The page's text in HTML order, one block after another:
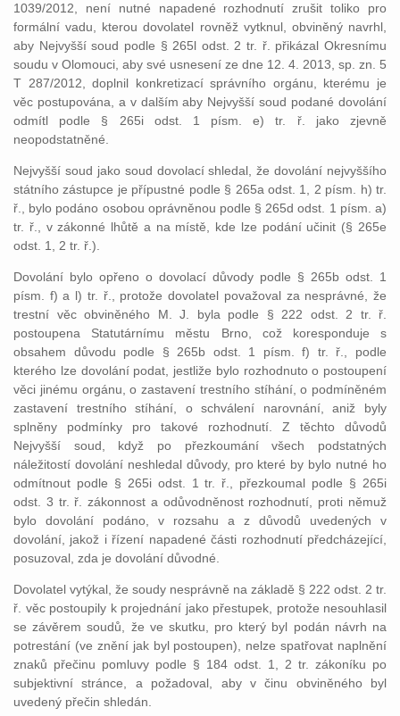
1039/2012, není nutné napadené rozhodnutí zrušit toliko pro
formální vadu, kterou dovolatel rovněž vytknul, obviněný navrhl,
aby Nejvyšší soud podle § 265l odst. 2 tr. ř. přikázal Okresnímu
soudu v Olomouci, aby své usnesení ze dne 12. 4. 2013, sp. zn. 5
T 287/2012, doplnil konkretizací správního orgánu, kterému je
věc postupována, a v dalším aby Nejvyšší soud podané dovolání
odmítl podle § 265i odst. 1 písm. e) tr. ř. jako zjevně
neopodstatněné.
Nejvyšší soud jako soud dovolací shledal, že dovolání nejvyššího
státního zástupce je přípustné podle § 265a odst. 1, 2 písm. h) tr.
ř., bylo podáno osobou oprávněnou podle § 265d odst. 1 písm. a)
tr. ř., v zákonné lhůtě a na místě, kde lze podání učinit (§ 265e
odst. 1, 2 tr. ř.).
Dovolání bylo opřeno o dovolací důvody podle § 265b odst. 1
písm. f) a l) tr. ř., protože dovolatel považoval za nesprávné, že
trestní věc obviněného M. J. byla podle § 222 odst. 2 tr. ř.
postoupena Statutárnímu městu Brno, což koresponduje s
obsahem důvodu podle § 265b odst. 1 písm. f) tr. ř., podle
kterého lze dovolání podat, jestliže bylo rozhodnuto o postoupení
věci jinému orgánu, o zastavení trestního stíhání, o podmíněném
zastavení trestního stíhání, o schválení narovnání, aniž byly
splněny podmínky pro takové rozhodnutí. Z těchto důvodů
Nejvyšší soud, když po přezkoumání všech podstatných
náležitostí dovolání neshledal důvody, pro které by bylo nutné ho
odmítnout podle § 265i odst. 1 tr. ř., přezkoumal podle § 265i
odst. 3 tr. ř. zákonnost a odůvodněnost rozhodnutí, proti němuž
bylo dovolání podáno, v rozsahu a z důvodů uvedených v
dovolání, jakož i řízení napadené části rozhodnutí předcházející,
posuzoval, zda je dovolání důvodné.
Dovolatel vytýkal, že soudy nesprávně na základě § 222 odst. 2 tr.
ř. věc postoupily k projednání jako přestupek, protože nesouhlasil
se závěrem soudů, že ve skutku, pro který byl podán návrh na
potrestání (ve znění jak byl postoupen), nelze spatřovat naplnění
znaků přečinu pomluvy podle § 184 odst. 1, 2 tr. zákoníku po
subjektivní stránce, a požadoval, aby v činu obviněného byl
uvedený přečin shledán.